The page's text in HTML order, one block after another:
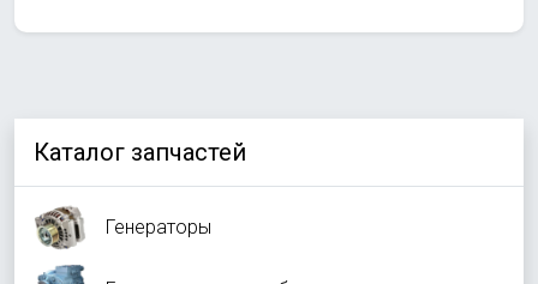
Каталог запчастей
Генераторы